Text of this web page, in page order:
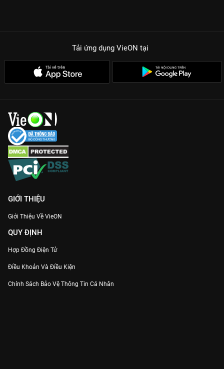
Tải ứng dụng VieON tại
GIỚI THIỆU
Giới Thiệu Về VieON
QUY ĐỊNH
Hợp Đồng Điện Tử
Điều Khoản Và Điều Kiện
Chính Sách Bảo Vệ Thông Tin Cá Nhân